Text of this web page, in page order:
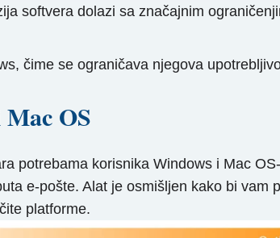
softvera dolazi sa značajnim
čime se ograničava njegova
OS
potrebama korisnika Windows i Mac
e-pošte. Alat je osmišljen kako bi vam
platforme.